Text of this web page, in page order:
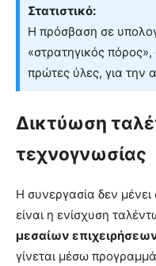
Στατιστικό:
Η πρόσβαση σε
«στρατηγικός πόρος»,
πρώτες ύλες, για την
Δικτύωση
τεχνογνωσίας
Η συνεργασία δεν
είναι η ενίσχυση
μεσαίων
γίνεται μέσω